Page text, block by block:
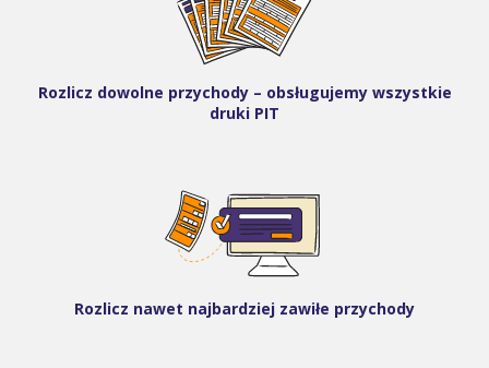
Rozlicz dowolne przychody – obsługujemy wszystkie
druki PIT
Rozlicz nawet najbardziej zawiłe przychody